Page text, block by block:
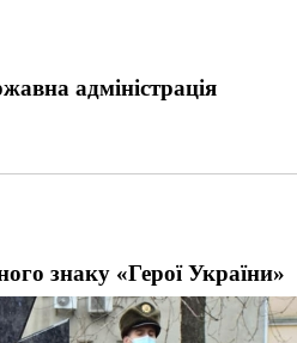
адміністрація
знаку «Герої України»